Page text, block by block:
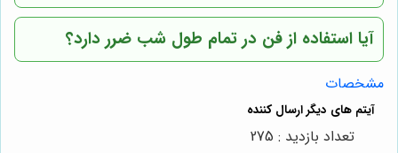
آیا استفاده از فن در تمام طول شب ضرر دارد؟
مشخصات
تعداد بازدید : 275